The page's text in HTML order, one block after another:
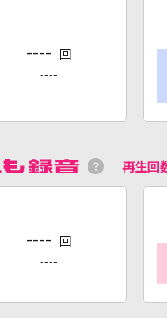
---- 回
----
再生回
---- 回
----